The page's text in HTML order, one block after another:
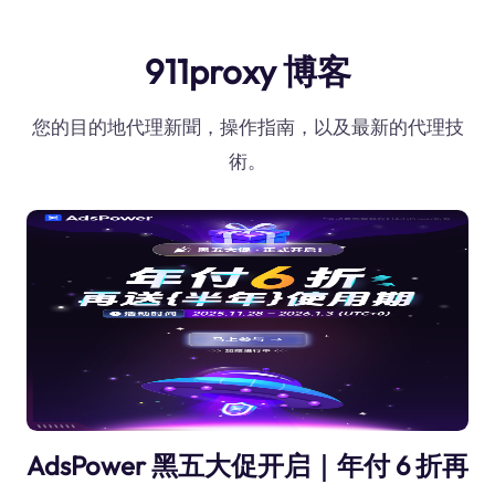
911proxy 博客
您的目的地代理新聞，操作指南，以及最新的代理技
術。
AdsPower 黑五大促开启｜年付 6 折再